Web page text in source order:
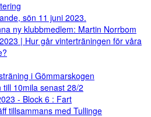
sön 11 juni 2023.
ny klubbmedlem: Martin Norrbom
| Hur går vinterträningen för våra
i Gömmarskogen
till 10mila senast 28/2
- Block 6 : Fart
tillsammans med Tullinge